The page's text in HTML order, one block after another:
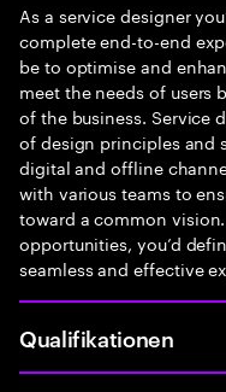
As a service designer
complete end-to-end
be to optimise and
meet the needs of users
of the business. Service
of design principles and
digital and offline
with various teams to
toward a common
opportunities, you’d
seamless and effective
Qualifikationen